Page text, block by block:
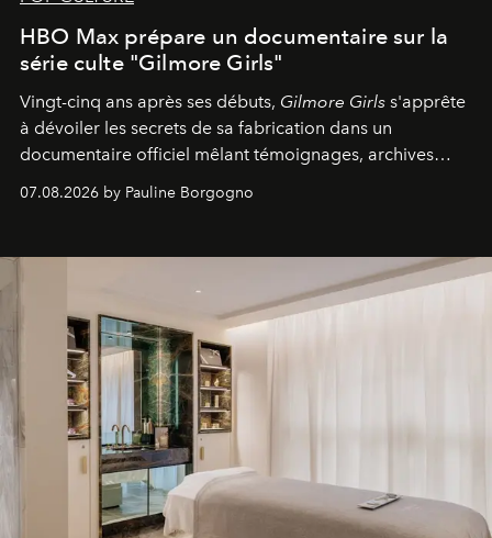
HBO Max prépare un documentaire sur la
série culte "Gilmore Girls"
Vingt-cinq ans après ses débuts, Gilmore Girls s'apprête
à dévoiler les secrets de sa fabrication dans un
documentaire officiel mêlant témoignages, archives
générationnel.
07.08.2026 by Pauline Borgogno